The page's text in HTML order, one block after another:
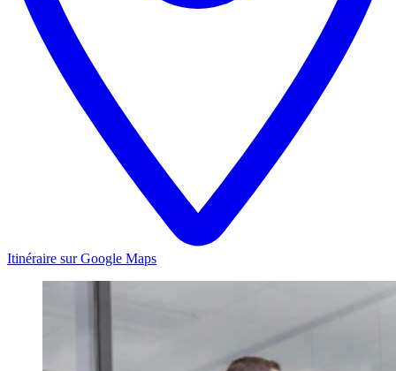
Itinéraire sur Google Maps